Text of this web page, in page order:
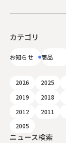
ニュース検索
カテゴリ
お知らせ 商品
2026 2025
2019
2018
2012
2011
2005